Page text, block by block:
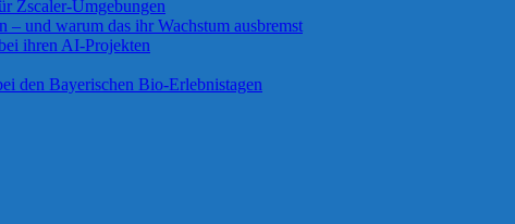
Zscaler-Umgebungen
– und warum das ihr Wachstum ausbremst
ihren AI-Projekten
den Bayerischen Bio-Erlebnistagen